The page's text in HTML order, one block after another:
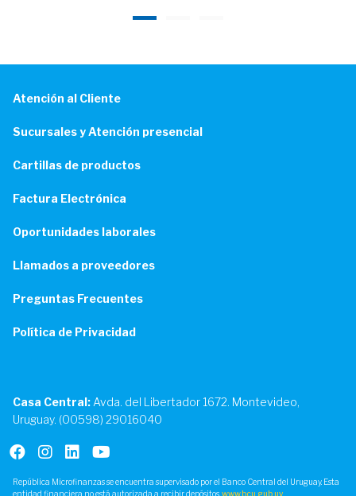
Atención al Cliente
Sucursales y Atención presencial
Cartillas de productos
Factura Electrónica
Oportunidades laborales
Llamados a proveedores
Preguntas Frecuentes
Política de Privacidad
Casa Central: Avda. del Libertador 1672. Montevideo,
Uruguay. (00598) 29016040
República Microfinanzas se encuentra supervisado por el Banco Central del Uruguay. Esta
entidad financiera no está autorizada a recibir depósitos. www.bcu.gub.uy